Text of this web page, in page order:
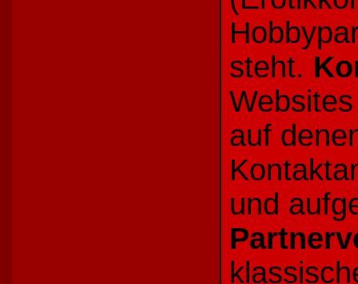
steht.
auf
und